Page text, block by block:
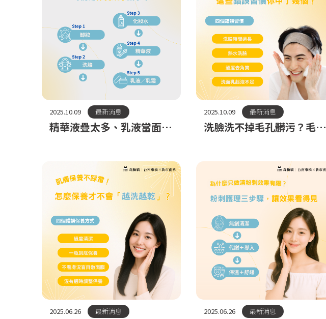
2025.10.09 最新消息
精華液疊太多、乳液當面
2025.10.09 最新消息
洗臉洗不掉毛孔髒污？毛孔
2025.06.26 最新消息 2025.06.26 最新消息